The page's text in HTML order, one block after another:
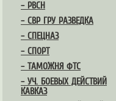
– РВСН
– СВР ГРУ РАЗВЕДКА
– СПЕЦНАЗ
– СПОРТ
– ТАМОЖНЯ ФТС
– УЧ. БОЕВЫХ ДЕЙСТВИЙ
КАВКАЗ